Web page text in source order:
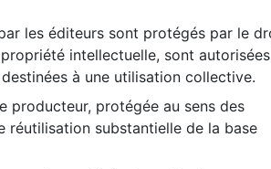
les éditeurs sont protégés par le
intellectuelle, sont
à une utilisation collective.
producteur, protégée au sens des
réutilisation substantielle de la base